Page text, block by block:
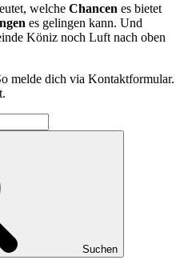
welche Chancen es bietet
es gelingen kann. Und
Köniz noch Luft nach oben
melde dich via Kontaktformular.
Suchen